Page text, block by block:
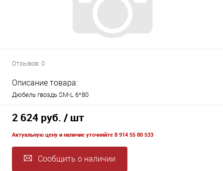
Отзывов: 0
Описание товара:
Дюбель гвоздь SM-L 6*80
2 624 руб. / шт
Актуальную цену и наличие уточняйте 8 914 55 80 533
Сообщить о наличии